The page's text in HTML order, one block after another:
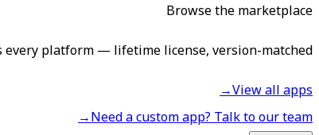
Browse the marketplace
every platform — lifetime license, version-matched.
View all apps
→
Need a custom app? Talk to our team
→